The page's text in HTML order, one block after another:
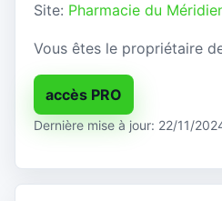
Site: Pharmacie du
Vous êtes le propriétaire
accès PRO
Dernière mise à jour: 22/11/